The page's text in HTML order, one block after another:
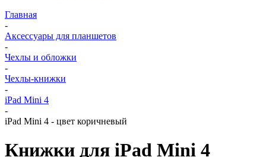
Главная
-
Аксессуары для планшетов
-
Чехлы и обложки
-
Чехлы-книжки
-
iPad Mini 4
-
iPad Mini 4 - цвет коричневый
Книжки для iPad Mini 4